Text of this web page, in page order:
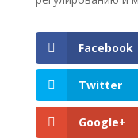
Facebook
Twitter
Google+